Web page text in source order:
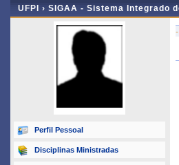
UFPI › SIGAA - Sistema Integrado
Perfil Pessoal
Disciplinas Ministradas
-